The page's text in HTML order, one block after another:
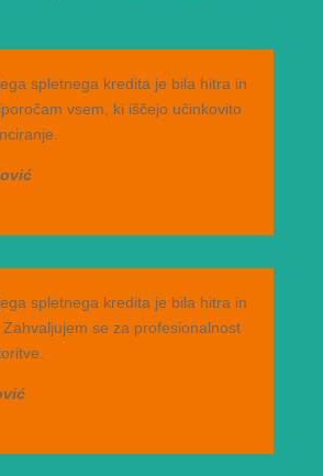
spletnega kredita je bila hitra in
vsem, ki iščejo učinkovito
spletnega kredita je bila hitra in
se za profesionalnost